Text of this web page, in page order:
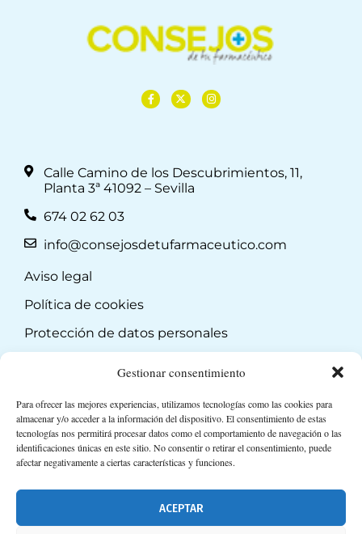
Gestionar consentimiento
Para ofrecer las mejores experiencias, utilizamos tecnologías como las cookies para
almacenar y/o acceder a la información del dispositivo. El consentimiento de estas
tecnologías nos permitirá procesar datos como el comportamiento de navegación o las
identificaciones únicas en este sitio. No consentir o retirar el consentimiento, puede
afectar negativamente a ciertas características y funciones.
ACEPTAR
Calle Camino de los Descubrimientos, 11,
Planta 3ª 41092 – Sevilla
674 02 62 03
info@consejosdetufarmaceutico.com
Aviso legal
Política de cookies
Protección de datos personales